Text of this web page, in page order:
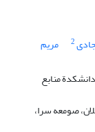
2 مریم
منابع
صومعه سرا،